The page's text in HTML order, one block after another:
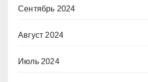
Сентябрь 2024
Август 2024
Июль 2024